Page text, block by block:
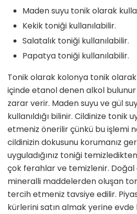
Maden suyu tonik olarak
Kekik toniği kullanılabilir.
Salatalık toniği kullanılabilir.
Papatya toniği kullanılabilir.
Tonik olarak kolonya tonik
içinde etanol denen alkol
zarar verir. Maden suyu ve gül
kullanıldığı bilinir. Cildinize tonik
etmeniz önerilir çünkü bu işlemi
cildinizin dokusunu korumanız
uyguladığınız toniği
çok ferahlar ve temizlenir.
mineralli maddelerden oluşan
tercih etmeniz tavsiye edilir.
kürlerini satın almak yerine